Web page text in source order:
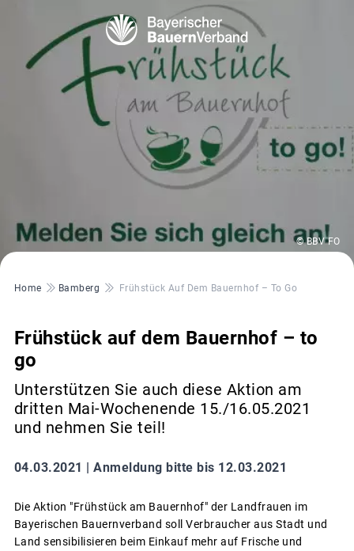
© BBV FO
Pfadnavigation
Home Bamberg Frühstück Auf Dem Bauernhof – To Go
Frühstück auf dem Bauernhof – to
go
Unterstützen Sie auch diese Aktion am
dritten Mai-Wochenende 15./16.05.2021
und nehmen Sie teil!
04.03.2021 | Anmeldung bitte bis 12.03.2021
Die Aktion "Frühstück am Bauernhof" der Landfrauen im
Bayerischen Bauernverband soll Verbraucher aus Stadt und
Land sensibilisieren beim Einkauf mehr auf Frische und